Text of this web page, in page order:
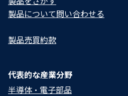
製品について問い合わせる​
製品売買約款
代表的な産業分野
半導体・電子部品